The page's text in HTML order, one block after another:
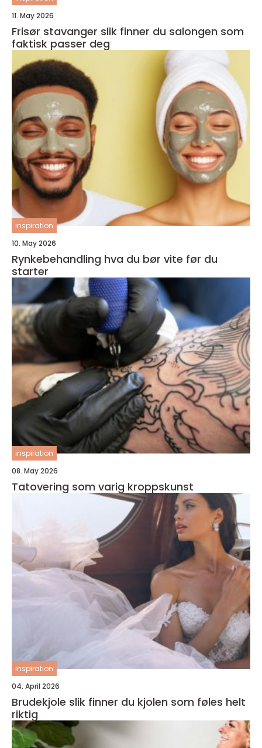
11. May 2026
Frisør stavanger slik finner du salongen som
faktisk passer deg
inspiration
10. May 2026
Rynkebehandling hva du bør vite før du
starter
inspiration
08. May 2026
Tatovering som varig kroppskunst
inspiration
04. April 2026
Brudekjole slik finner du kjolen som føles helt
riktig